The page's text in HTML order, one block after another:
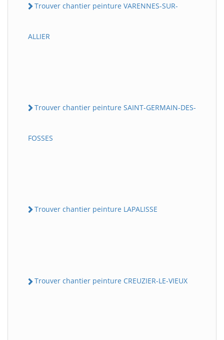
Trouver chantier peinture VARENNES-SUR-
ALLIER
Trouver chantier peinture SAINT-GERMAIN-DES-
FOSSES
Trouver chantier peinture LAPALISSE
Trouver chantier peinture CREUZIER-LE-VIEUX